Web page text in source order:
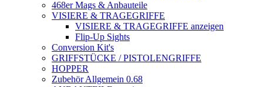
468er Mags & Anbauteile
VISIERE & TRAGEGRIFFE
VISIERE & TRAGEGRIFFE anzeigen
Flip-Up Sights
Conversion Kit's
GRIFFSTÜCKE / PISTOLENGRIFFE
HOPPER
Zubehör Allgemein 0.68